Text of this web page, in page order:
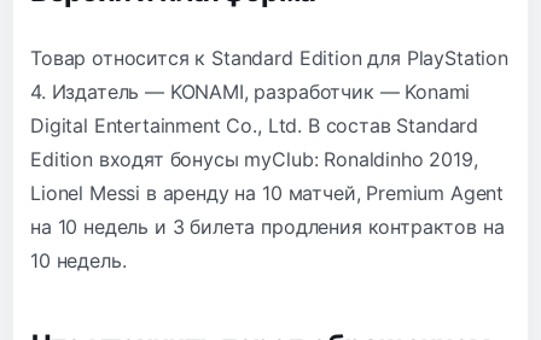
Товар относится к Standard Edition для PlayStation
4. Издатель — KONAMI, разработчик — Konami
Digital Entertainment Co., Ltd. В состав Standard
Edition входят бонусы myClub: Ronaldinho 2019,
Lionel Messi в аренду на 10 матчей, Premium Agent
на 10 недель и 3 билета продления контрактов на
10 недель.